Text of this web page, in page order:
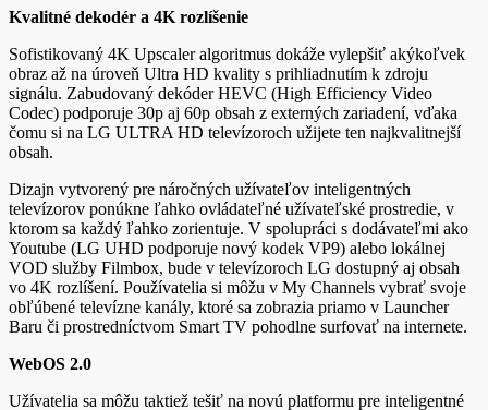
Kvalitné dekodér a 4K rozlíšenie
Sofistikovaný 4K Upscaler algoritmus dokáže vylepšiť akýkoľvek
obraz až na úroveň Ultra HD kvality s prihliadnutím k zdroju
signálu. Zabudovaný dekóder HEVC (High Efficiency Video
Codec) podporuje 30p aj 60p obsah z externých zariadení, vďaka
čomu si na LG ULTRA HD televízoroch užijete ten najkvalitnejší
obsah.
Dizajn vytvorený pre náročných užívateľov inteligentných
televízorov ponúkne ľahko ovládateľné užívateľské prostredie, v
ktorom sa každý ľahko zorientuje. V spolupráci s dodávateľmi ako
Youtube (LG UHD podporuje nový kodek VP9) alebo lokálnej
VOD služby Filmbox, bude v televízoroch LG dostupný aj obsah
vo 4K rozlíšení. Používatelia si môžu v My Channels vybrať svoje
obľúbené televízne kanály, ktoré sa zobrazia priamo v Launcher
Baru či prostredníctvom Smart TV pohodlne surfovať na internete.
WebOS 2.0
Užívatelia sa môžu taktiež tešiť na novú platformu pre inteligentné